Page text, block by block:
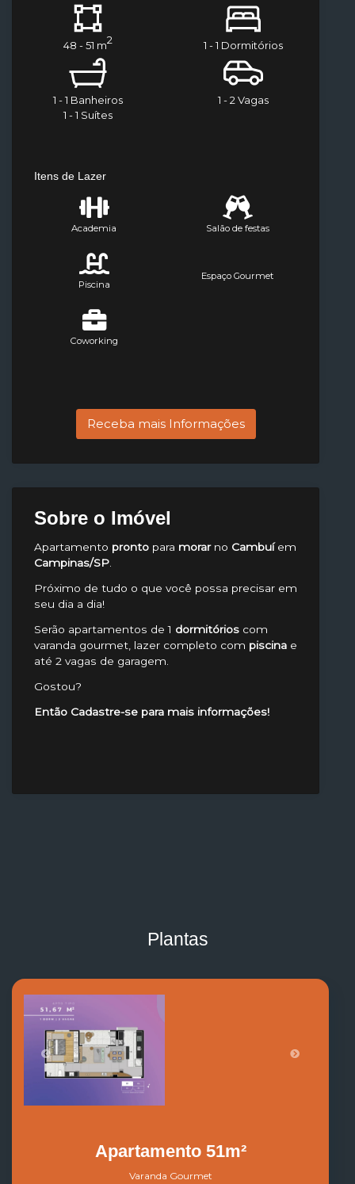
48 - 51 m2 1 - 1 Dormitórios
1 - 1 Banheiros
1 - 1 Suítes
1 - 2 Vagas
Itens de Lazer
Academia Salão de festas
Piscina
Espaço Gourmet
Coworking
Receba mais Informações
Sobre o Imóvel
Apartamento pronto para morarno Cambuíem
Campinas/SP
Próximo de tudo o que você possa precisar em
seu dia a dia!
Serão apartamentos de 1 dormitórios com
varanda gourmet, lazer completo com piscina e
até 2 vagas de garagem.
Gostou?
Então Cadastre-se para mais informações!
Plantas
Apartamento 51m²
Varanda Gourmet